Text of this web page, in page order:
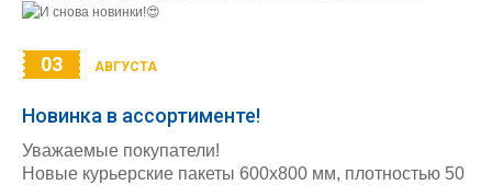
03 АВГУСТА
Новинка в ассортименте!
Уважаемые покупатели!
Новые курьерские пакеты 600х800 мм, плотностью 50